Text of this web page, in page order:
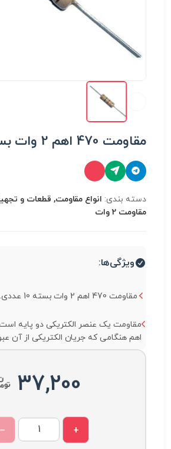
مقاومت 470 اهم 2 وات بسته 10 عددی
دسته بندی: انواع مقاومت, قطعات و
مقاومت 2 وات
ویژگی‌ها:
مقاومت 470 اهم 2 وات بسته 10 عددی...
مقاومت یک عنصر الکتریکی دو پایه
اهم هنگامی که جریان الکتریکی از آن
37,200
+
−